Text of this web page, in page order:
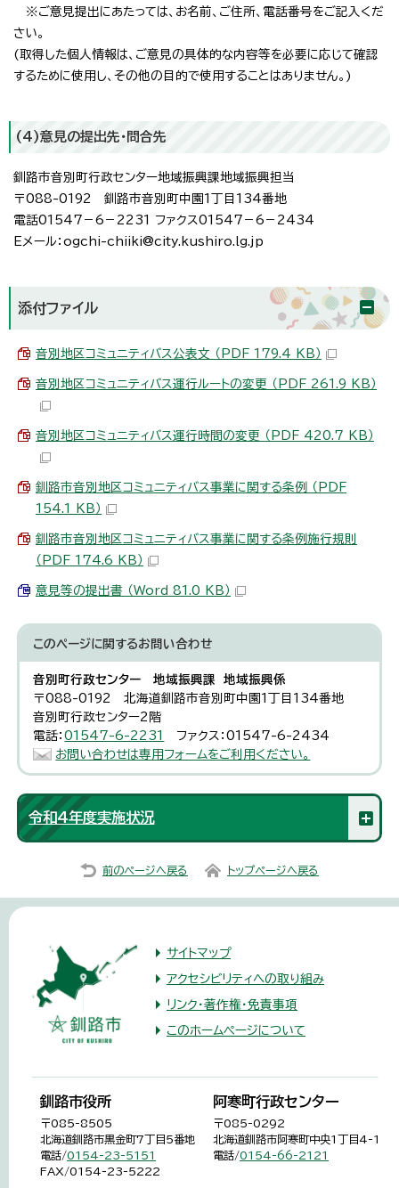
※ご意見提出にあたっては、お名前、ご住所、電話番号をご記入くだ
さい。
(取得した個人情報は、ご意見の具体的な内容等を必要に応じて確認
するために使用し、その他の目的で使用することはありません。)
(4)意見の提出先・問合先
釧路市音別町行政センター地域振興課地域振興担当
〒088-0192 釧路市音別町中園1丁目134番地
電話01547－6－2231 ファクス01547－6－2434
Eメール：ogchi-chiiki@city.kushiro.lg.jp
添付ファイル
音別地区コミュニティバス公表文 （PDF 179.4 KB）
音別地区コミュニティバス運行ルートの変更 （PDF 261.9 KB）
音別地区コミュニティバス運行時間の変更 （PDF 420.7 KB）
釧路市音別地区コミュニティバス事業に関する条例 （PDF
154.1 KB）
釧路市音別地区コミュニティバス事業に関する条例施行規則
（PDF 174.6 KB）
意見等の提出書 （Word 81.0 KB）
このページに関するお問い合わせ
音別町行政センター 地域振興課 地域振興係
〒088-0192 北海道釧路市音別町中園1丁目134番地
音別町行政センター2階
電話：01547-6-2231
ファクス：01547-6-2434
お問い合わせは専用フォームをご利用ください。
令和4年度実施状況
前のページへ戻る トップページへ戻る
サイトマップ
アクセシビリティへの取り組み
リンク・著作権・免責事項
このホームページについて
釧路市役所
〒085-8505
北海道釧路市黒金町7丁目5番地
電話/0154-23-5151
FAX/0154-23-5222
阿寒町行政センター
〒085-0292
北海道釧路市阿寒町中央1丁目4-1
電話/0154-66-2121